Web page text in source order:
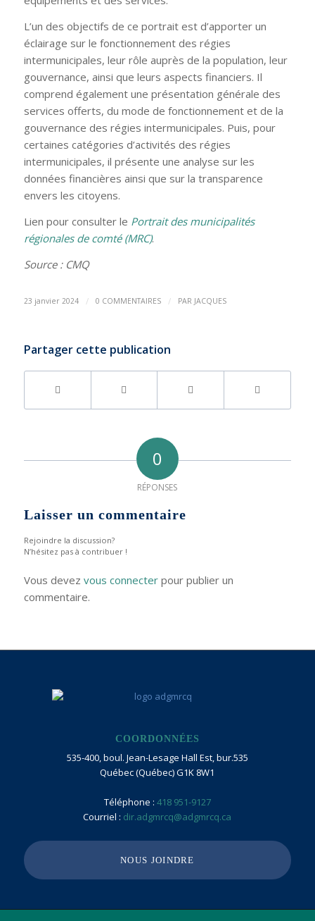
L’un des objectifs de ce portrait est d’apporter un
éclairage sur le fonctionnement des régies
intermunicipales, leur rôle auprès de la population, leur
gouvernance, ainsi que leurs aspects financiers. Il
comprend également une présentation générale des
services offerts, du mode de fonctionnement et de la
gouvernance des régies intermunicipales. Puis, pour
certaines catégories d’activités des régies
intermunicipales, il présente une analyse sur les
données financières ainsi que sur la transparence
envers les citoyens.
Lien pour consulter le Portrait des municipalités
régionales de comté (MRC).
Source : CMQ
23 janvier 2024 / 0 COMMENTAIRES / PAR JACQUES
Partager cette publication
0
RÉPONSES
Laisser un commentaire
Rejoindre la discussion?
N’hésitez pas à contribuer !
Vous devez vous connecterpour publier un
commentaire.
COORDONNÉES
535-400, boul. Jean-Lesage Hall Est, bur.535
Québec (Québec) G1K 8W1
Téléphone : 418 951-9127
Courriel : dir.adgmrcq@adgmrcq.ca
NOUS JOINDRE